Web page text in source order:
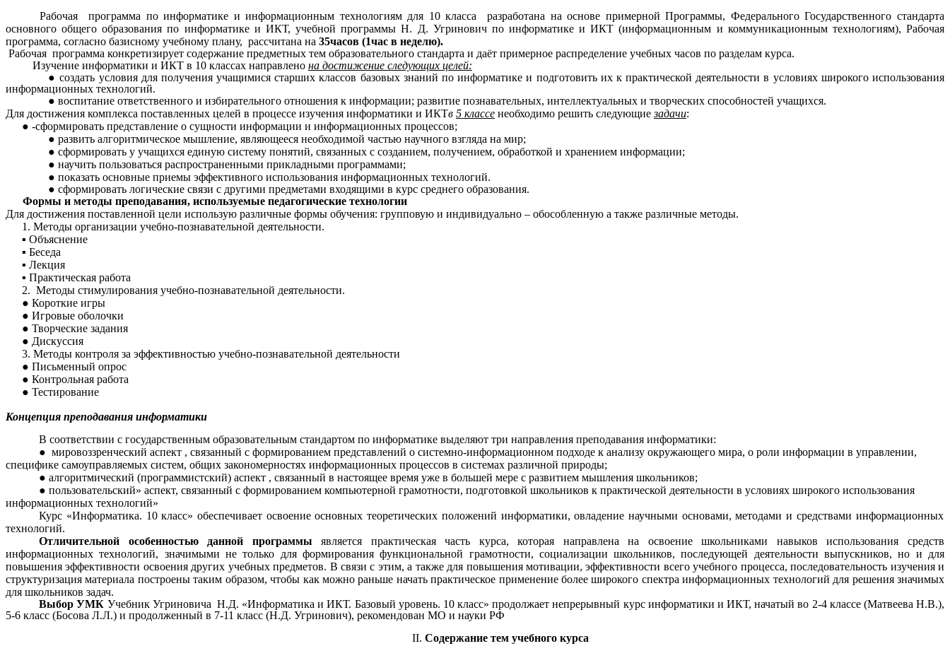
Рабочая программа по информатике и информационным технологиям для 10 класса разработана на основе примернойПрограммы, Федерального Государственного стандарта
основного общего образования по информатике и ИКТ, учебной программы Н. Д. Угринович по информатике и ИКТ (информационным и коммуникационным технологиям), Рабочая
программа, согласно базисному учебному плану, рассчитана на 35часов (1час в неделю).
Рабочая программа конкретизирует содержание предметных тем образовательного стандарта и даёт примерное распределение учебных часов по разделам курса.
Изучение информатики и ИКТ в 10 классах направлено на достижение следующих целей:
создать условия для получения учащимися старших классов базовых знаний по информатике и подготовить их к практической деятельности в условиях широкого использования
информационных технологий.
воспитание ответственного и избирательного отношения к информации; развитие познавательных, интеллектуальных и творческих способностей учащихся.
Для достижения комплекса поставленных целей в процессе изучения информатики и ИКТв 5 классе необходимо решить следующиезадачи:
-сформировать представление о сущности информации и информационных процессов;
развить алгоритмическое мышление, являющееся необходимой частью научного взгляда на мир;
сформировать у учащихся единую систему понятий, связанных с созданием, получением, обработкой и хранением информации;
научить пользоваться распространенными прикладными программами;
показать основные приемы эффективного использования информационных технологий.
сформировать логические связи с другими предметами входящими в курс среднего образования.
Формы и методы преподавания, используемые педагогические технологии
Для достижения поставленной цели использую различные формы обучения: групповую и индивидуально – обособленную а также различные методы.
Методы организации учебно-познавательной деятельности.
Объяснение
Беседа
Лекция
Практическая работа
Методы стимулирования учебно-познавательной деятельности.
Короткие игры
Игровые оболочки
Творческие задания
Дискуссия
Методы контроля за эффективностью учебно-познавательной деятельности
Письменный опрос
Контрольная работа
Тестирование
Концепция преподавания информатики
В соответствии с государственным образовательным стандартом по информатике выделяют три направления преподавания информатики:
мировоззренческий аспект , связанный с формированием представлений о системно-информационном подходе к анализу окружающего мира, о роли информации в управлении,
специфике самоуправляемых систем, общих закономерностях информационных процессов в системах различной природы;
алгоритмический (программистский) аспект , связанный в настоящее время уже в большей мере с развитием мышления школьников;
пользовательский» аспект, связанный с формированием компьютерной грамотности, подготовкой школьников к практической деятельности в условиях широкого использования
информационных технологий»
Курс «Информатика. 10 класс» обеспечивает освоение основных теоретических положений информатики, овладение научными основами, методами и средствами информационных
технологий.
Отличительной особенностью данной программыявляется практическая часть курса, которая направлена на освоение школьниками навыков использования средств
информационных технологий, значимыми не только для формирования функциональной грамотности, социализации школьников, последующей деятельности выпускников, но и для
повышения эффективности освоения других учебных предметов. В связи с этим, а также для повышения мотивации, эффективности всего учебного процесса, последовательность изучения и
структуризация материала построены таким образом, чтобы как можно раньше начать практическое применение более широкого спектра информационных технологий для решения значимых
для школьников задач.
Выбор УМК Учебник Угриновича Н.Д. «Информатика и ИКТ. Базовый уровень. 10 класс» продолжает непрерывный курс информатики и ИКТ, начатый во 2-4 классе (Матвеева Н.В.),
5-6 класс (Босова Л.Л.) и продолженный в 7-11 класс (Н.Д. Угринович), рекомендован МО и науки РФ
Содержание тем учебного курса